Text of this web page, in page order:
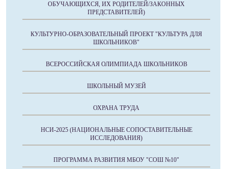
ОБУЧАЮЩИХСЯ, ИХ РОДИТЕЛЕЙ/ЗАКОННЫХ
ПРЕДСТАВИТЕЛЕЙ)
КУЛЬТУРНО-ОБРАЗОВАТЕЛЬНЫЙ ПРОЕКТ "КУЛЬТУРА ДЛЯ
ШКОЛЬНИКОВ"
ВСЕРОССИЙСКАЯ ОЛИМПИАДА ШКОЛЬНИКОВ
ШКОЛЬНЫЙ МУЗЕЙ
ОХРАНА ТРУДА
НСИ-2025 (НАЦИОНАЛЬНЫЕ СОПОСТАВИТЕЛЬНЫЕ
ИССЛЕДОВАНИЯ)
ПРОГРАММА РАЗВИТИЯ МБОУ "СОШ №10"